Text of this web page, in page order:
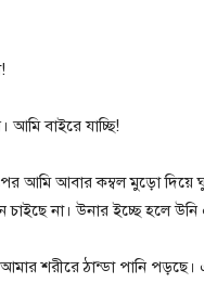
আমি বাইরে যাচ্ছি!
আমি আবার কম্বল মুড়ো দিয়ে
না। উনার ইচ্ছে হলে উনি
শরীরে ঠান্ডা পানি পড়ছে।